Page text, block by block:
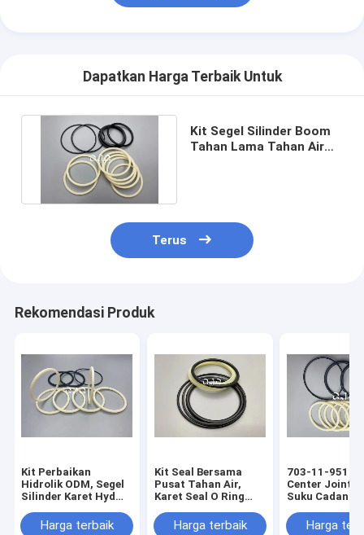
Dapatkan Harga Terbaik Untuk
Kit Segel Silinder Boom
Tahan Lama Tahan Air
Terus
Rekomendasi Produk
Kit Perbaikan
Hidrolik ODM, Segel
Silinder Karet Hyd
Harga terbaik
Kit Seal Bersama
Pusat Tahan Air,
Karet Seal O Ring
SK350-6Harga terbaik
703-11-95120
Center Joint
Suku Cadang
Excavator
Harga